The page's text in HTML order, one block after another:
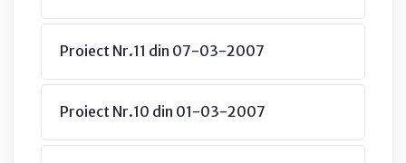
Proiect Nr.11 din 07-03-2007
Proiect Nr.10 din 01-03-2007